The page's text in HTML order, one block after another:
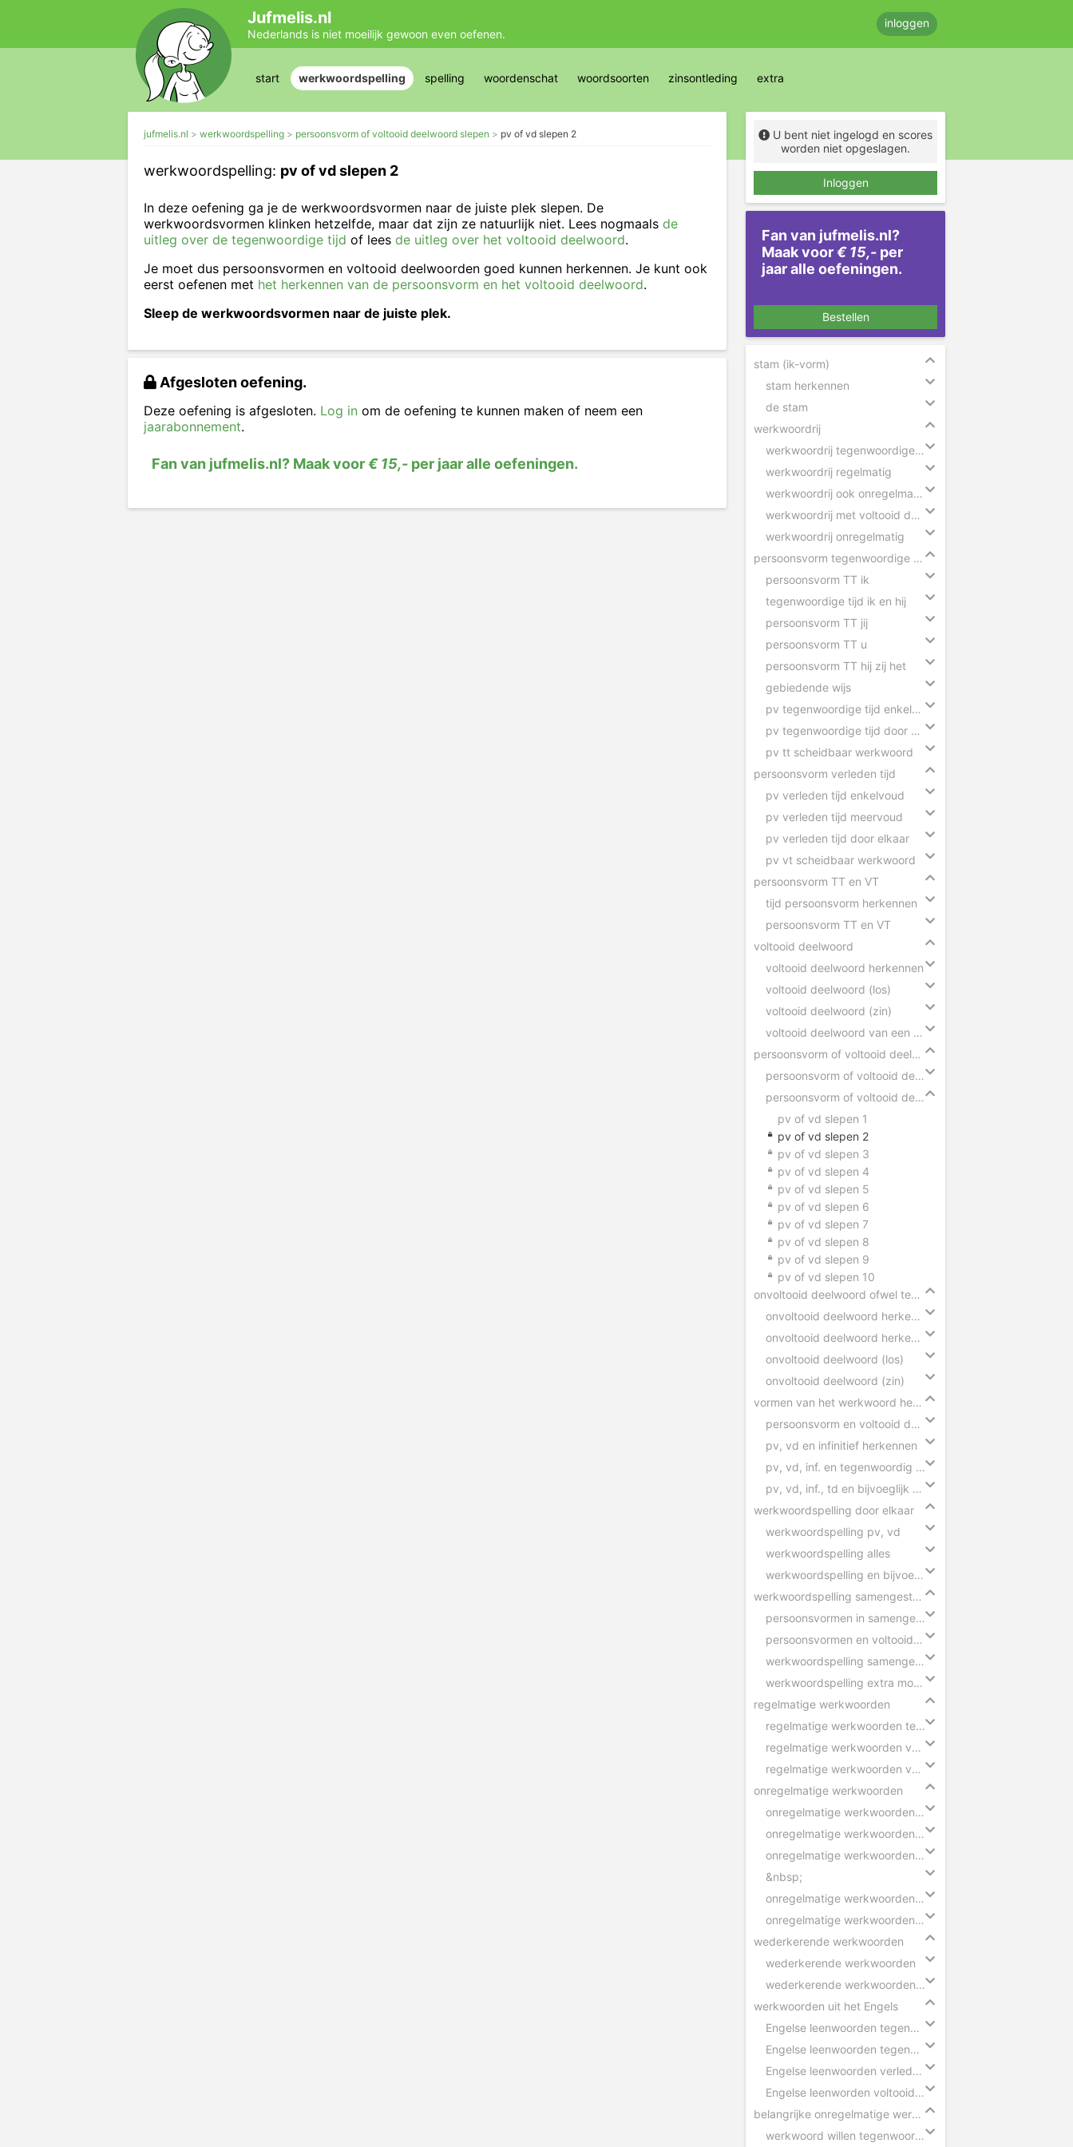
Jufmelis.nl
Nederlands is niet moeilijk gewoon even oefenen.
inloggen
start werkwoordspelling spelling woordenschat woordsoorten zinsontleding extra
jufmelis.nl werkwoordspelling persoonsvorm of voltooid deelwoord slepen pv of vd slepen 2
werkwoordspelling: pv of vd slepen 2
In deze oefening ga je de werkwoordsvormen naar de juiste plek slepen. De
werkwoordsvormen klinken hetzelfde, maar dat zijn ze natuurlijk niet. Lees nogmaals de
uitleg over de tegenwoordige tijd of lees de uitleg over het voltooid deelwoord.
Je moet dus persoonsvormen en voltooid deelwoorden goed kunnen herkennen. Je kunt ook
eerst oefenen met het herkennen van de persoonsvorm en het voltooid deelwoord.
Sleep de werkwoordsvormen naar de juiste plek.
Afgesloten oefening.
Deze oefening is afgesloten. Log in om de oefening te kunnen maken of neem een
jaarabonnement.
Fan van jufmelis.nl? Maak voor€ 15,- per jaar alle oefeningen.
U bent niet ingelogd en scores
worden niet opgeslagen.
Inloggen
Fan van jufmelis.nl?
Maak voor€ 15,- per
jaar alle oefeningen.
Bestellen
stam (ik-vorm)
stam herkennen
de stam
werkwoordrij
werkwoordrij tegenwoordige tijd
werkwoordrij regelmatig
werkwoordrij ook onregelmatig
werkwoordrij met voltooid deelwoord
werkwoordrij onregelmatig
persoonsvorm tegenwoordige tijd
persoonsvorm TT ik
tegenwoordige tijd ik en hij
persoonsvorm TT jij
persoonsvorm TT u
persoonsvorm TT hij zij het
gebiedende wijs
pv tegenwoordige tijd enkelvoud
pv tegenwoordige tijd door elkaar
pv tt scheidbaar werkwoord
persoonsvorm verleden tijd
pv verleden tijd enkelvoud
pv verleden tijd meervoud
pv verleden tijd door elkaar
pv vt scheidbaar werkwoord
persoonsvorm TT en VT
tijd persoonsvorm herkennen
persoonsvorm TT en VT
voltooid deelwoord
voltooid deelwoord herkennen
voltooid deelwoord (los)
voltooid deelwoord (zin)
voltooid deelwoord van een scheidbaar werkwoord
persoonsvorm of voltooid deelwoord
persoonsvorm of voltooid deelwoord
persoonsvorm of voltooid deelwoord slepen
pv of vd slepen 1
pv of vd slepen 2
pv of vd slepen 3
pv of vd slepen 4
pv of vd slepen 5
pv of vd slepen 6
pv of vd slepen 7
pv of vd slepen 8
pv of vd slepen 9
pv of vd slepen 10
onvoltooid deelwoord ofwel tegenwoordig deelwoord
onvoltooid deelwoord herkennen (zinnen)
onvoltooid deelwoord herkennen (woorden)
onvoltooid deelwoord (los)
onvoltooid deelwoord (zin)
vormen van het werkwoord herkennen
persoonsvorm en voltooid deelwoord herkennen
pv, vd en infinitief herkennen
pv, vd, inf. en tegenwoordig deelwoord herkennen
pv, vd, inf., td en bijvoeglijk naamwoord herkennen
werkwoordspelling door elkaar
werkwoordspelling pv, vd
werkwoordspelling alles
werkwoordspelling en bijvoeglijk naamwoord
werkwoordspelling samengestelde zinnen
persoonsvormen in samengestelde zin
persoonsvormen en voltooid deelwoorden
werkwoordspelling samengestelde zin
werkwoordspelling extra moeilijk
regelmatige werkwoorden
regelmatige werkwoorden tegenwoordige tijd
regelmatige werkwoorden verleden tijd
regelmatige werkwoorden voltooid deelwoord
onregelmatige werkwoorden
onregelmatige werkwoorden verleden tijd - ik
onregelmatige werkwoorden verleden tijd - wij
onregelmatige werkwoorden voltooid deelwoord
&nbsp;
onregelmatige werkwoorden verleden tijd - zinnen
onregelmatige werkwoorden voltooid deelwoord - zinnen
wederkerende werkwoorden
wederkerende werkwoorden
wederkerende werkwoorden in zinnen
werkwoorden uit het Engels
Engelse leenwoorden tegenwoordige tijd - ik
Engelse leenwoorden tegenwoordige tijd - hij
Engelse leenwoorden verleden tijd
Engelse leenworden voltooid deelwoord
belangrijke onregelmatige werkwoorden
werkwoord willen tegenwoordige tijd